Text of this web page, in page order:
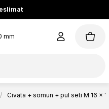
Civata + somun + pul seti M 16 x